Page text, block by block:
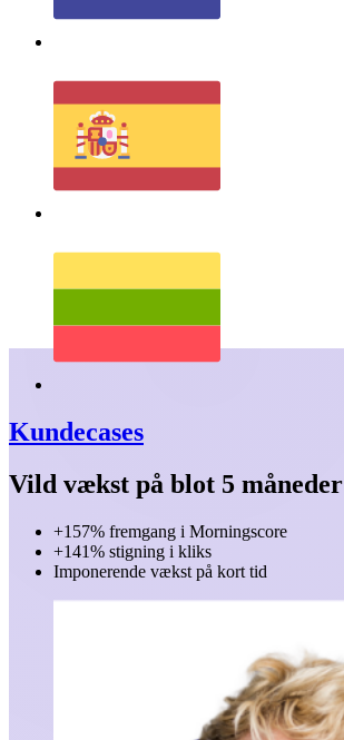
Kundecases
Vild vækst på blot 5 måneder
+157% fremgang i Morningscore
+141% stigning i kliks
Imponerende vækst på kort tid